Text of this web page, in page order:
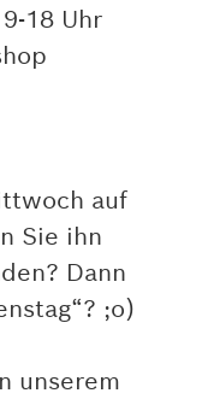
18 Uhr
auf
Sie ihn
Dann
;o)
unserem